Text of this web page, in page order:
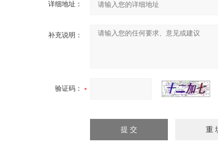
详细地址：
补充说明：
验证码：